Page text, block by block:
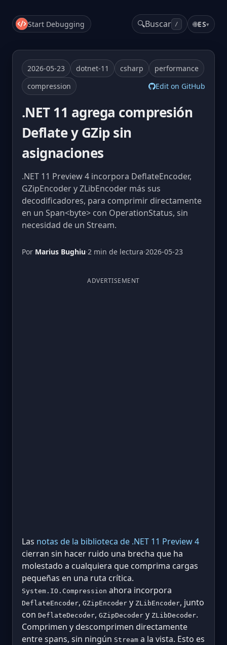
Start Debugging 🔍Buscar / 🌐ES▾
2026-05-23 dotnet-11 csharp
performance
compression
Edit on GitHub
.NET 11 agrega compresión
Deflate y GZip sin
asignaciones
.NET 11 Preview 4 incorpora DeflateEncoder,
GZipEncoder y ZLibEncoder más sus
decodificadores, para comprimir directamente
en un Span<byte> con OperationStatus, sin
necesidad de un Stream.
Por Marius Bughiu·2 min de lectura·2026-05-23
ADVERTISEMENT
Las notas de la biblioteca de .NET 11 Preview 4
cierran sin hacer ruido una brecha que ha
molestado a cualquiera que comprima cargas
pequeñas en una ruta crítica.
System.IO.Compression ahora incorpora
DeflateEncoder, GZipEncoder y ZLibEncoder, junto
con DeflateDecoder, GZipDecoder y ZLibDecoder.
Comprimen y descomprimen directamente
entre spans, sin ningún Stream a la vista. Esto es